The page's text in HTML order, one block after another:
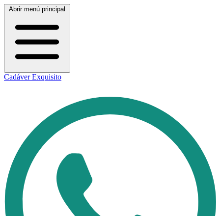
Abrir menú principal
Cadáver Exquisito